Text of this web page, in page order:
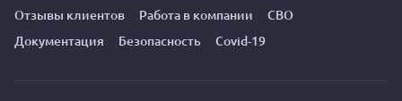
Отзывы клиентов
Работа в компании
СВО
Документация
Безопасность Covid-19